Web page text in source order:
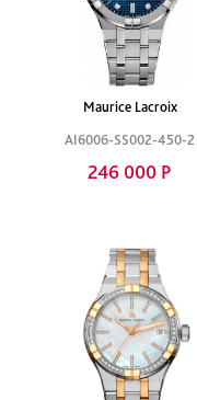
Maurice Lacroix
AI6006-SS002-450-2
246 000 Р